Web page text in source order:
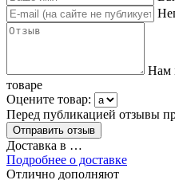
Нам
товаре
Оцените товар:
Перед публикацией отзывы
Доставка в …
Подробнее о доставке
Отлично дополняют